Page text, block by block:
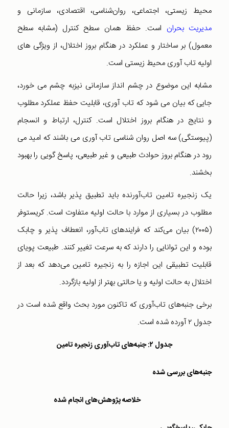
محیط زیستی، اجتماعی، روان‌شناسی، ‌اقتصادی، سازمانی و
مدیریت بحران است. حفظ همان سطح کنترل (مشابه سطح
معمول) بر ساختار و عملکرد در هنگام بروز اختلال، از ویژگی های
اولیه تاب آوری محیط زیستی است.
مشابه این موضوع در چشم انداز سازمانی نیزبه چشم می خورد،
جایی که بیان می شود که تاب آوری، قابلیت حفظ عملکرد مطلوب
و نتایج در هنگام بروز اختلال است. کنترل، ارتباط و انسجام
(پیوستگی) سه اصل روان شناسی تاب آوری می باشند که امید می
رود در هنگام بروز حوادث طبیعی و غیر طبیعی، پاسخ گویی را بهبود
بخشند.
یک زنجیره تامین تاب‌آورنده باید تطبیق پذیر باشد، زیرا حالت
مطلوب در بسیاری از موارد با حالت اولیه متفاوت است. کریستوفر
(۲۰۰۵) بیان می‌کند که فرایندهای تاب‌آور، انعطاف پذیر و چابک
بوده و این توانایی را دارند که به سرعت تغییر کنند. طبیعت پویای
قابلیت تطبیقی این اجازه را به زنجیره تامین می‌دهد که بعد از
اختلال به حالت اولیه و یا حالتی بهتر از اولیه بازگردد.
برخی جنبه‌های تاب‌آوری که تاکنون مورد بحث واقع شده است در
جدول ۲ آورده شده است.
جدول ۲: جنبه‌های تاب‌آوری زنجیره تامین
جنبه‌های بررسی شده
خلاصه پژوهش‌های انجام شده